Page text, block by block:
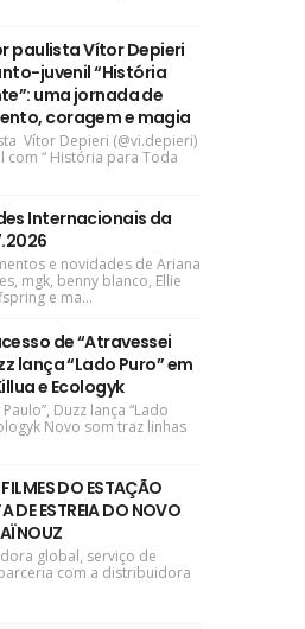
paulista Vítor Depieri
juvenil “História
uma jornada de
coragem e magia
Vítor Depieri (@vi.depieri)
“ História para Toda
Internacionais da
e novidades de Ariana
mgk, benny blanco, Ellie
e ma...
de “Atravessei
lança “Lado Puro” em
e Ecologyk
Duzz lança “Lado
Novo som traz linhas
DO ESTAÇÃO
DE ESTREIA DO NOVO
global, serviço de
com a distribuidora